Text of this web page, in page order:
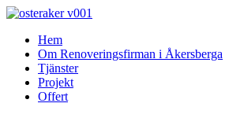
Skip
contentHem
Om Renoveringsfirman i Åkersberga
Tjänster
Projekt
Offert